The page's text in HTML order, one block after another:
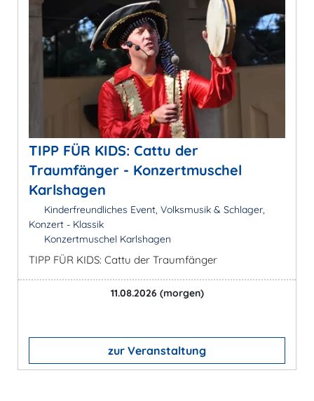
TIPP FÜR KIDS: Cattu der
Traumfänger - Konzertmuschel
Karlshagen
Kinderfreundliches Event, Volksmusik & Schlager,
Konzert - Klassik
Konzertmuschel Karlshagen
TIPP FÜR KIDS: Cattu der Traumfänger
11.08.2026 (morgen)
zur Veranstaltung